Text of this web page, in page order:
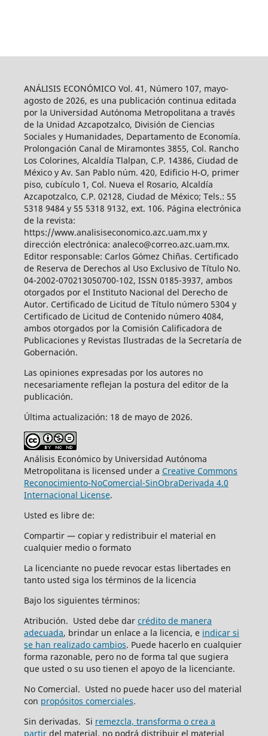
ANÁLISIS ECONÓMICO Vol. 41, Número 107, mayo-
agosto de 2026, es una publicación continua editada
por la Universidad Autónoma Metropolitana a través
de la Unidad Azcapotzalco, División de Ciencias
Sociales y Humanidades, Departamento de Economía.
Prolongación Canal de Miramontes 3855, Col. Rancho
Los Colorines, Alcaldía Tlalpan, C.P. 14386, Ciudad de
México y Av. San Pablo núm. 420, Edificio H-O, primer
piso, cubículo 1, Col. Nueva el Rosario, Alcaldía
Azcapotzalco, C.P. 02128, Ciudad de México; Tels.: 55
5318 9484 y 55 5318 9132, ext. 106. Página electrónica
de la revista:
https://www.analisiseconomico.azc.uam.mx y
dirección electrónica: analeco@correo.azc.uam.mx.
Editor responsable: Carlos Gómez Chiñas. Certificado
de Reserva de Derechos al Uso Exclusivo de Título No.
04-2002-070213050700-102, ISSN 0185-3937, ambos
otorgados por el Instituto Nacional del Derecho de
Autor. Certificado de Licitud de Título número 5304 y
Certificado de Licitud de Contenido número 4084,
ambos otorgados por la Comisión Calificadora de
Publicaciones y Revistas Ilustradas de la Secretaría de
Gobernación.
Las opiniones expresadas por los autores no
necesariamente reflejan la postura del editor de la
publicación.
Última actualización: 18 de mayo de 2026.
Análisis Económico by Universidad Autónoma
Metropolitana is licensed under a Creative Commons
Reconocimiento-NoComercial-SinObraDerivada 4.0
Internacional License.
Usted es libre de:
Compartir — copiar y redistribuir el material en
cualquier medio o formato
La licenciante no puede revocar estas libertades en
tanto usted siga los términos de la licencia
Bajo los siguientes términos:
Atribución. Usted debe dar crédito de manera
adecuada, brindar un enlace a la licencia, e indicar si
se han realizado cambios. Puede hacerlo en cualquier
forma razonable, pero no de forma tal que sugiera
que usted o su uso tienen el apoyo de la licenciante.
No Comercial. Usted no puede hacer uso del material
con propósitos comerciales.
Sin derivadas. Si remezcla, transforma o crea a
partirdel material, no podrá distribuir el material